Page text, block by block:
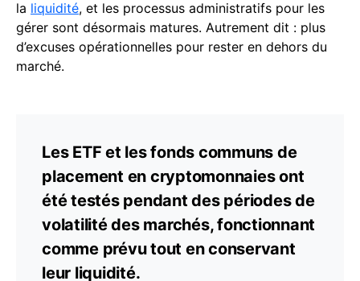
la liquidité, et les processus administratifs pour les
gérer sont désormais matures. Autrement dit : plus
d’excuses opérationnelles pour rester en dehors du
marché.
Les ETF et les fonds communs de
placement en cryptomonnaies ont
été testés pendant des périodes de
volatilité des marchés, fonctionnant
comme prévu tout en conservant
leur liquidité.